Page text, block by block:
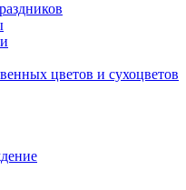
цветов и сухоцветов